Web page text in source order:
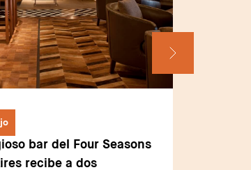
bar del Four Seasons
recibe a dos